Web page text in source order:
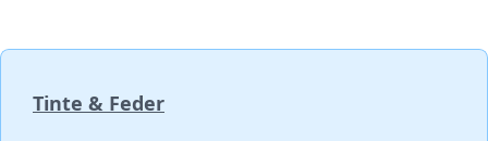
Tinte & Feder